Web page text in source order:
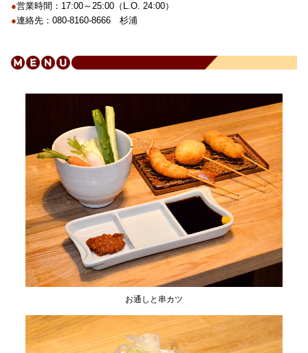
●営業時間：17:00～25:00（L.O. 24:00）
●連絡先：080-8160-8666 杉浦
お通しと串カツ